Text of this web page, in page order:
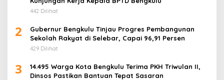
442 Dilihat
2
Gubernur Bengkulu Tinjau Progres Pembangunan
Sekolah Rakyat di Selebar, Capai 96,91 Persen
429 Dilihat
3
14.495 Warga Kota Bengkulu Terima PKH Triwulan II,
Dinsos Pastikan Bantuan Tepat Sasaran